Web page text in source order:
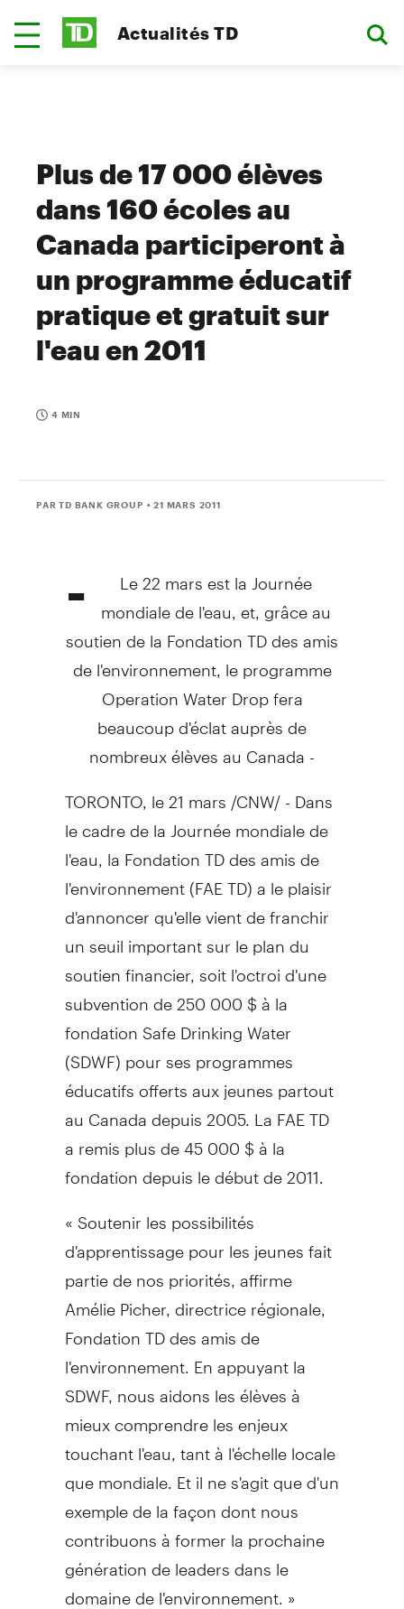
Actualités TD
Plus de 17 000 élèves
dans 160 écoles au
Canada participeront à
un programme éducatif
pratique et gratuit sur
l'eau en 2011
4 MIN
PAR TD BANK GROUP • 21 MARS 2011
-
Le 22 mars est la Journée
mondiale de l'eau, et, grâce au
soutien de la Fondation TD des amis
de l'environnement, le programme
Operation Water Drop fera
beaucoup d'éclat auprès de
nombreux élèves au Canada -
TORONTO, le 21 mars /CNW/ - Dans
le cadre de la Journée mondiale de
l'eau, la Fondation TD des amis de
l'environnement (FAE TD) a le plaisir
d'annoncer qu'elle vient de franchir
un seuil important sur le plan du
soutien financier, soit l'octroi d'une
subvention de 250 000 $ à la
fondation Safe Drinking Water
(SDWF) pour ses programmes
éducatifs offerts aux jeunes partout
au Canada depuis 2005. La FAE TD
a remis plus de 45 000 $ à la
fondation depuis le début de 2011.
« Soutenir les possibilités
d'apprentissage pour les jeunes fait
partie de nos priorités, affirme
Amélie Picher, directrice régionale,
Fondation TD des amis de
l'environnement. En appuyant la
SDWF, nous aidons les élèves à
mieux comprendre les enjeux
touchant l'eau, tant à l'échelle locale
que mondiale. Et il ne s'agit que d'un
exemple de la façon dont nous
contribuons à former la prochaine
génération de leaders dans le
domaine de l'environnement. »